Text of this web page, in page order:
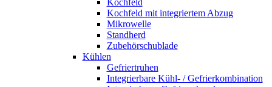
Kochfeld
Kochfeld mit integriertem Abzug
Mikrowelle
Standherd
Zubehörschublade
Kühlen
Gefriertruhen
Integrierbare Kühl- / Gefrierkombination